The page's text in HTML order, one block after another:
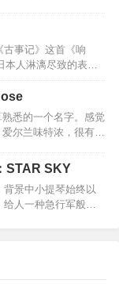
说了一个缠绵凄美
远离自己相爱的姑
…
里，二百里，三百
子离家已有五百
,表达了游子对家的
奔波的辛酸，衣衫褴
家这么遥远。this a
无可奈何，穷困在
面对那些关心自己
事记》这首《响
人淋漓尽致的表达
达的神韵。这种神韵
归鸿，手挥五弦。俯
见南山”，李太白的明
都有相似的影子。听这
越听越让人觉得荡气
悉的一个名字。感觉
尔兰味特浓，很有田
市Skien(斯基恩)的
是挪威和爱尔兰民
很多乐器：小提
中国的琵琶)、三角
耳机，闭上眼睛，
STAR SKY
景中小提琴始终以
人一种急行军般的
上的震撼。与前奏
的冲击力。29s的时